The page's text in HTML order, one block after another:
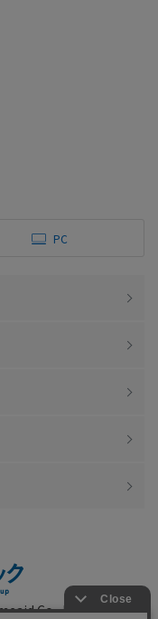
PC
Co., Ltd.